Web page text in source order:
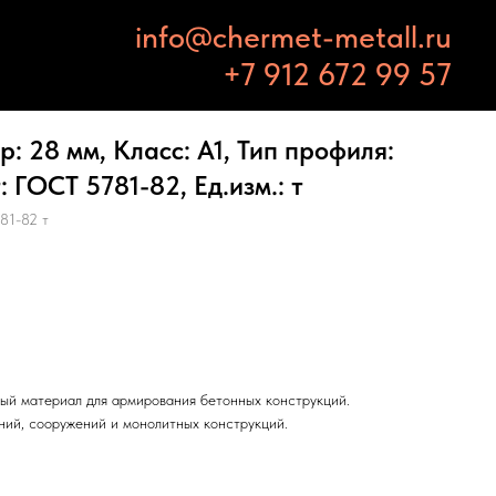
info@chermet-metall.ru
+7 912 672 99 57
28 мм, Класс: А1, Тип профиля:
ГОСТ 5781-82, Ед.изм.: т
82 т
материал для армирования бетонных конструкций.
сооружений и монолитных конструкций.